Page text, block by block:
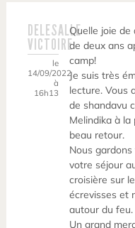
DELESALLE
VICTOIRE
le
14/09/2022
à
16h13
Quelle joie
de deux ans
camp!
Je suis très
lecture. Vous
de shandavu
Melindika à la
beau retour.
Nous
votre séjour
croisière sur
écrevisses et
autour du feu.
Un grand